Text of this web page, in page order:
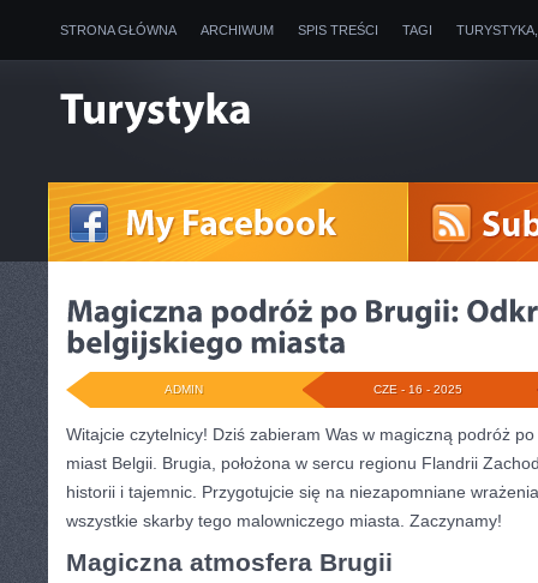
STRONA GŁÓWNA ARCHIWUM SPIS TREŚCI TAGI
CZE - 16 - 2025
ADMIN
Witajcie czytelnicy!​ Dziś zabieram Was w​ magiczną podróż
miast Belgii. Brugia, położona w ⁣sercu ​regionu ​Flandrii‌
historii i ⁣tajemnic.⁤ Przygotujcie⁤ się na niezapomniane
wszystkie skarby tego malowniczego miasta. Zaczynamy!
Magiczna atmosfera Brugii